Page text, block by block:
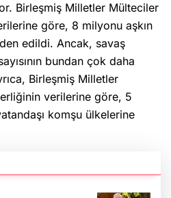
Birleşmiş Milletler Mülteciler
göre, 8 milyonu aşkın
edildi. Ancak, savaş
bundan çok daha
Birleşmiş Milletler
verilerine göre, 5
komşu ülkelerine